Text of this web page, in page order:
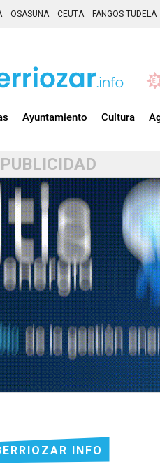
OSASUNA CEUTA FANGOS TUDELA
Ayuntamiento Cultura
PUBLICIDAD
INFO